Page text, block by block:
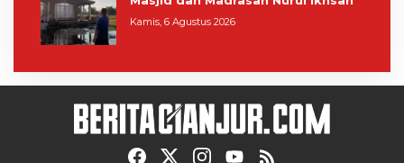
Kamis, 6 Agustus 2026